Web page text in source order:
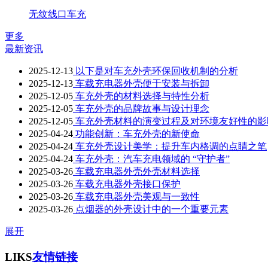
无纹线口车充
更多
最新资讯
2025-12-13 以下是对车充外壳环保回收机制的分析
2025-12-13 车载充电器外壳便于安装与拆卸
2025-12-05 车充外壳的材料选择与特性分析
2025-12-05 车充外壳的品牌故事与设计理念
2025-12-05 车充外壳材料的演变过程及对环境友好性的
2025-04-24 功能创新：车充外壳的新使命
2025-04-24 车充外壳设计美学：提升车内格调的点睛之笔
2025-04-24 车充外壳：汽车充电领域的 “守护者”
2025-03-26 车载充电器外壳外壳材料选择
2025-03-26 车载充电器外壳接口保护
2025-03-26 车载充电器外壳美观与一致性
2025-03-26 点烟器的外壳设计中的一个重要元素
展开
LIKS友情链接